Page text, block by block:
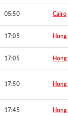
05:50 Cairo
17:05
17:05
17:50
17:45